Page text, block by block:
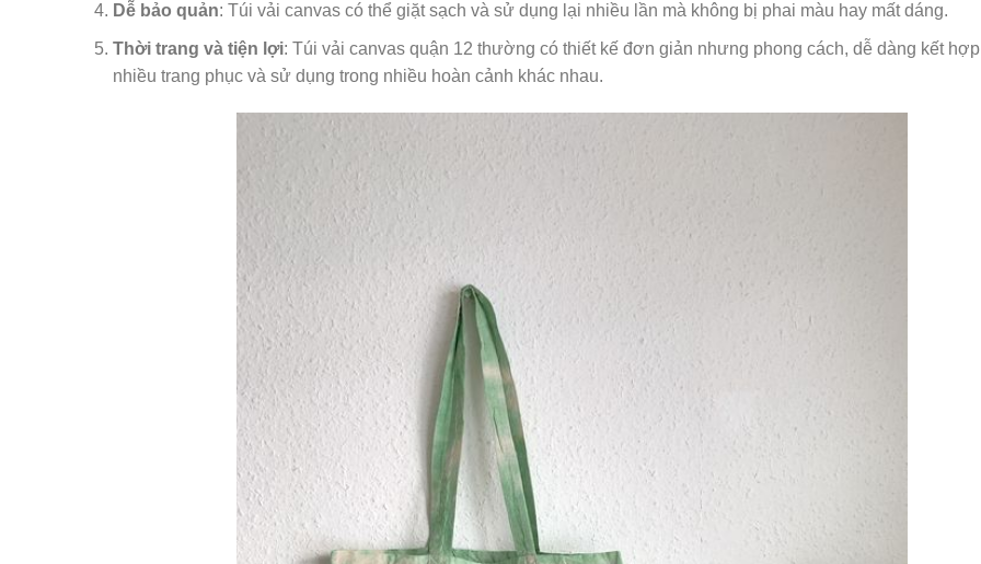
Dễ bảo quản: Túi vải canvas có thể giặt sạch và sử dụng lại nhiều lần mà không bị phai màu hay mất dáng.
Thời trang và tiện lợi: Túi vải canvas quận 12 thường có thiết kế đơn giản nhưng phong cách, dễ dàng kết
nhiều trang phục và sử dụng trong nhiều hoàn cảnh khác nhau.